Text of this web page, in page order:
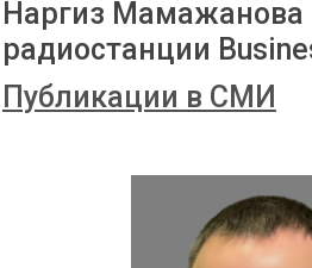
Наргиз
радиостанции
Публикации в СМИ